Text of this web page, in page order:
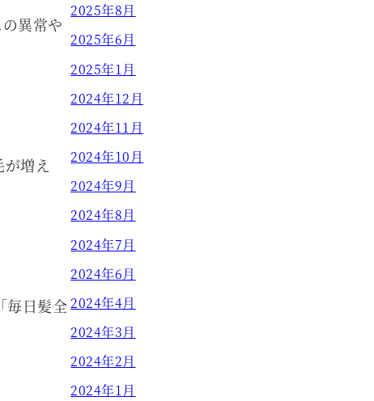
異常や
増え
毎日髪全
2025年8月
2025年6月
2025年1月
2024年12月
2024年11月
2024年10月
2024年9月
2024年8月
2024年7月
2024年6月
2024年4月
2024年3月
2024年2月
2024年1月